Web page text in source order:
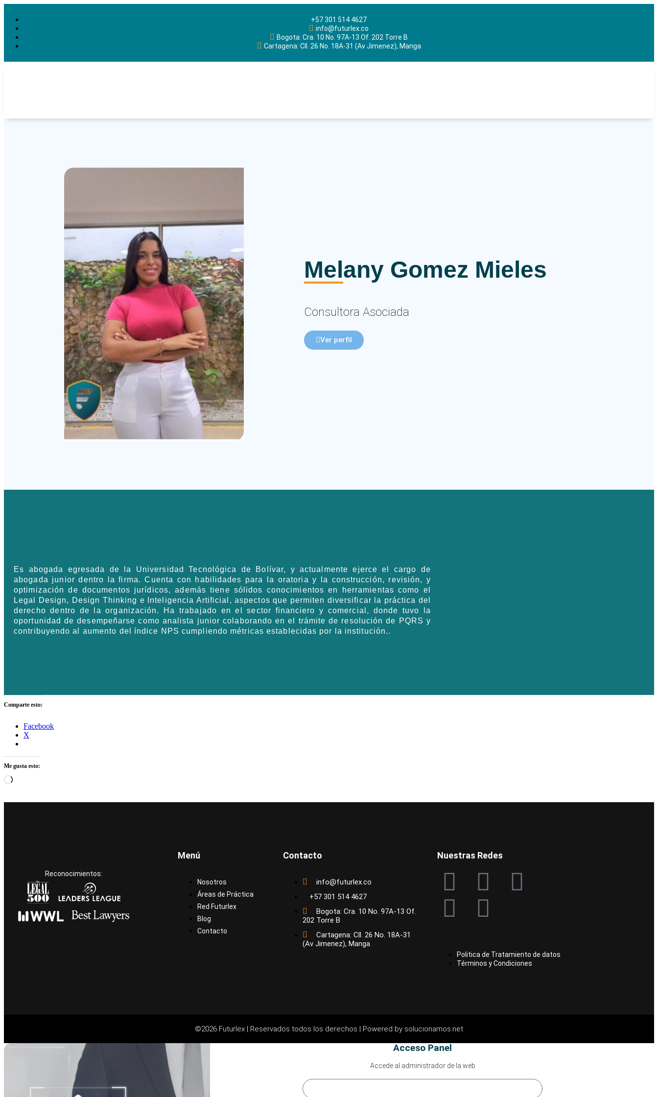
+57 301 514 4627
info@futurlex.co
Bogota: Cra. 10 No. 97A-13 Of. 202 Torre B
Cartagena: Cll. 26 No. 18A-31 (Av Jimenez), Manga
Melany Gomez Mieles
Consultora Asociada
Ver perfil
Es abogada egresada de la Universidad Tecnológica de Bolívar, y actualmente ejerce el cargo de
abogada junior dentro la firma. Cuenta con habilidades para la oratoria y la construcción, revisión, y
optimización de documentos jurídicos, además tiene sólidos conocimientos en herramientas como el
Legal Design, Design Thinking e Inteligencia Artificial, aspectos que permiten diversificar la práctica del
derecho dentro de la organización. Ha trabajado en el sector financiero y comercial, donde tuvo la
oportunidad de desempeñarse como analista junior colaborando en el trámite de resolución de PQRS y
contribuyendo al aumento del índice NPS cumpliendo métricas establecidas por la institución..
Comparte esto:
Facebook
X
Me gusta esto:
Reconocimientos:
Menú
Nosotros
Áreas de Práctica
Red Futurlex
Blog
Contacto
Contacto
info@futurlex.co
+57 301 514 4627
Bogota: Cra. 10 No. 97A-13 Of.
202 Torre B
Cartagena: Cll. 26 No. 18A-31
(Av Jimenez), Manga
Nuestras Redes
Politica de Tratamiento de datos
Términos y Condiciones
©2026 Futurlex | Reservados todos los derechos | Powered by solucionamos.net
Acceso Panel
Accede al administrador de la web